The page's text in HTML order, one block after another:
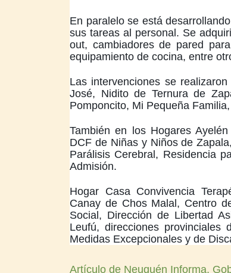
En paralelo se está
sus tareas al personal. Se
out, cambiadores de pared
equipamiento de cocina, entre
Las intervenciones se
José, Nidito de Ternura de
Pomponcito, Mi Pequeña
También en los Hogares
DCF de Niñas y Niños de
Parálisis Cerebral, Residencia
Admisión.
Hogar Casa Convivencia
Canay de Chos Malal, Centro
Social, Dirección de Libertad
Leufú, direcciones
Medidas Excepcionales y de
Artículo de Neuquén Informa,